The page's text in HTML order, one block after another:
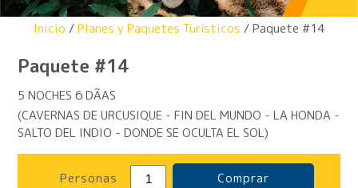
Inicio /Planes y Paquetes Turísticos / Paquete #14
Paquete #14
5 NOCHES 6 DÃAS
(CAVERNAS DE URCUSIQUE - FIN DEL MUNDO - LA HONDA -
SALTO DEL INDIO - DONDE SE OCULTA EL SOL)
Personas Comprar